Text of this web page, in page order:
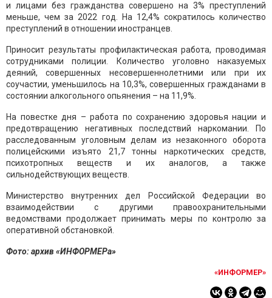
и лицами без гражданства совершено на 3% преступлений
меньше, чем за 2022 год. На 12,4% сократилось количество
преступлений в отношении иностранцев.
Приносит результаты профилактическая работа, проводимая
сотрудниками полиции. Количество уголовно наказуемых
деяний, совершенных несовершеннолетними или при их
соучастии, уменьшилось на 10,3%, совершенных гражданами в
состоянии алкогольного опьянения – на 11,9%.
На повестке дня – работа по сохранению здоровья нации и
предотвращению негативных последствий наркомании. По
расследованным уголовным делам из незаконного оборота
полицейскими изъято 21,7 тонны наркотических средств,
психотропных веществ и их аналогов, а также
сильнодействующих веществ.
Министерство внутренних дел Российской Федерации во
взаимодействии с другими правоохранительными
ведомствами продолжает принимать меры по контролю за
оперативной обстановкой.
Фото: архив «ИНФОРМЕРа»
«ИНФОРМЕР»